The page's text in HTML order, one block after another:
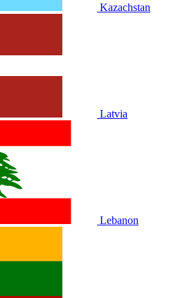
Kazachstan
Latvia
Lebanon